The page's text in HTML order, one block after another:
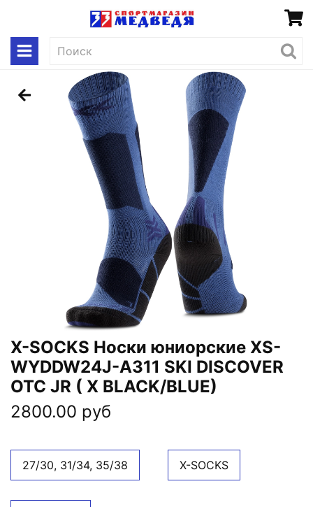
X-SOCKS Носки юниорские XS-
WYDDW24J-A311 SKI DISCOVER
OTC JR ( X BLACK/BLUE)
2800.00 руб
27/30, 31/34, 35/38 X-SOCKS